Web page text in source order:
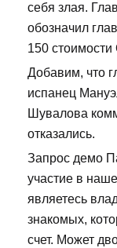
себя злая.
обозначил
150
Добавим, что
испанец
Шувалова
отказались.
Запрос демо
участие в
являетесь
знакомых,
счет. Может